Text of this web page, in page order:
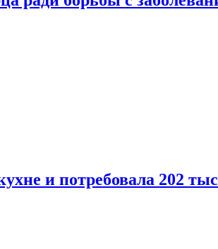
и потребовала 202